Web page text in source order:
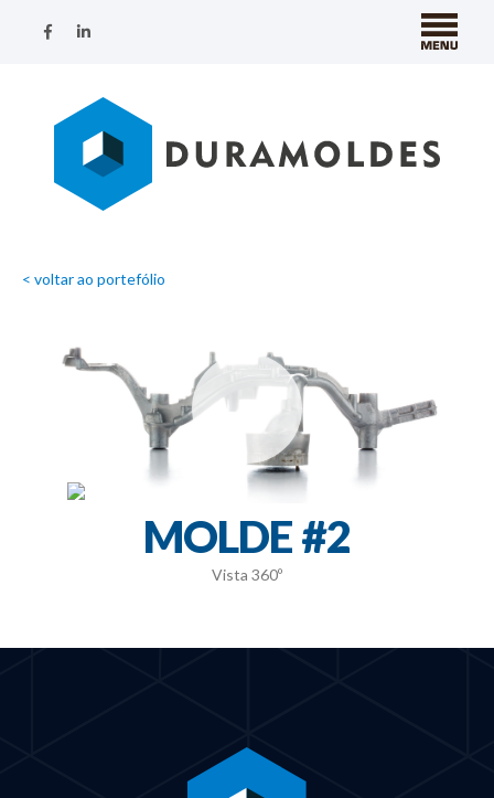
< voltar ao portefólio
MOLDE #2
Vista 360º